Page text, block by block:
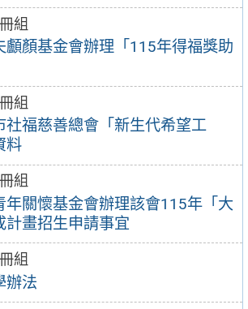
組
顱顏基金會辦理「115年得福獎助
組
社福慈善總會「新生代希望工
料
組
年關懷基金會辦理該會115年「大
計畫招生申請事宜
組
辦法